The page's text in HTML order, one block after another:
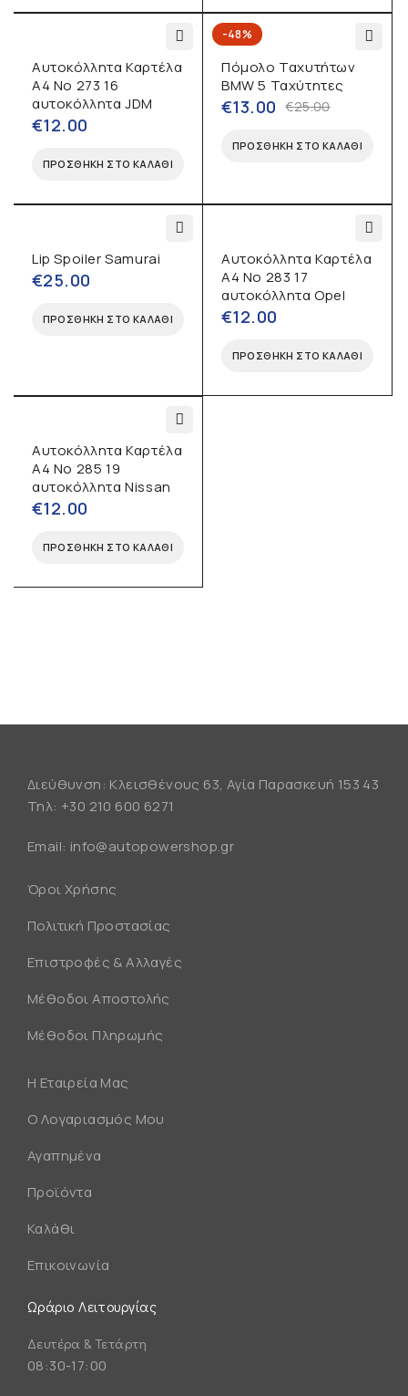
Αυτοκόλλητα Καρτέλα
Α4 No 273 16
αυτοκόλλητα JDM
€12.00
ΠΡΟΣΘΉΚΗ ΣΤΟ ΚΑΛΆΘΙ
-48%
Πόμολο Ταχυτήτων
BMW 5 Ταχύτητες
€25.00
€13.00
ΠΡΟΣΘΉΚΗ ΣΤΟ ΚΑΛΆΘΙ
Lip Spoiler Samurai
€25.00
ΠΡΟΣΘΉΚΗ ΣΤΟ ΚΑΛΆΘΙ
Αυτοκόλλητα Καρτέλα
Α4 No 283 17
αυτοκόλλητα Opel
€12.00
ΠΡΟΣΘΉΚΗ ΣΤΟ ΚΑΛΆΘΙ
Αυτοκόλλητα Καρτέλα
Α4 No 285 19
αυτοκόλλητα Nissan
€12.00
ΠΡΟΣΘΉΚΗ ΣΤΟ ΚΑΛΆΘΙ
Διεύθυνση: Κλεισθένους 63, Αγία Παρασκευή 153 43
Τηλ: +30 210 600 6271
Email: info@autopowershop.gr
Όροι Χρήσης
Πολιτική Προστασίας
Επιστροφές & Αλλαγές
Μέθοδοι Αποστολής
Μέθοδοι Πληρωμής
Η Εταιρεία Μας
Ο Λογαριασμός Μου
Αγαπημένα
Προϊόντα
Καλάθι
Επικοινωνία
Ωράριο Λειτουργίας
Δευτέρα & Τετάρτη
08:30-17:00